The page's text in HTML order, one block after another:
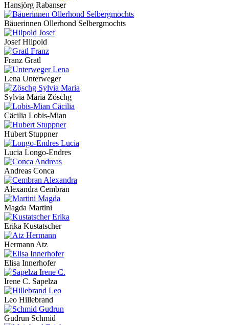
Hansjörg Rabanser
Bäuerinnen Ollerhond Selbergmochts
Josef Hilpold
Franz Gratl
Lena Unterweger
Sylvia Maria Zöschg
Cäcilia Lobis-Mian
Hubert Stuppner
Lucia Longo-Endres
Andreas Conca
Alexandra Cembran
Magda Martini
Erika Kustatscher
Hermann Atz
Elisa Innerhofer
Irene C. Sapelza
Leo Hillebrand
Gudrun Schmid